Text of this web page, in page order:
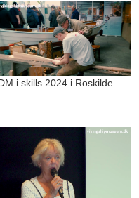
i skills 2024 i Roskilde